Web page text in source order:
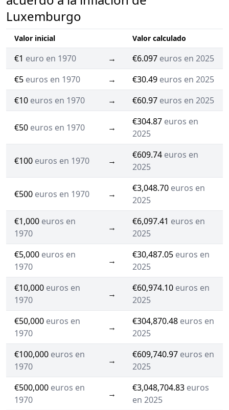
Luxemburgo
Valor inicial Valor calculado
€1 euro en 1970 → €6.097 euros en 2025
€5 euros en 1970 → €30.49 euros en 2025
€10 euros en 1970 → €60.97 euros en 2025
€50 euros en 1970 →
€304.87 euros en
2025
€100 euros en 1970 →
€609.74 euros en
2025
€500 euros en 1970 →
€3,048.70 euros en
2025
€1,000 euros en
1970
→
€6,097.41 euros en
2025
€5,000 euros en
1970
→
€30,487.05 euros en
2025
€10,000 euros en
1970
→
€60,974.10 euros en
2025
€50,000 euros en
1970
→
€304,870.48 euros en
2025
€100,000 euros en
1970
→
€609,740.97 euros en
2025
€500,000 euros en
1970
→
€3,048,704.83 euros
en 2025